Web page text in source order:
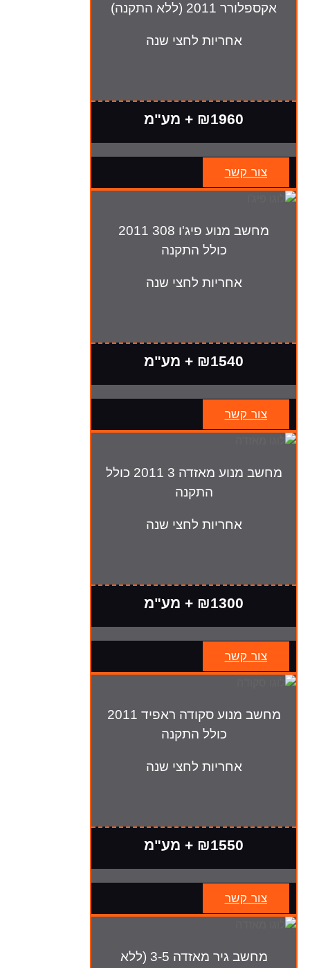
אקספלורר 2011 (ללא התקנה)
אחריות לחצי שנה
₪1960 + מע"מ
צור קשר
מחשב מנוע פיג'ו 308 2011
כולל התקנה
אחריות לחצי שנה
₪1540 + מע"מ
צור קשר
מחשב מנוע מאזדה 3 2011 כולל
התקנה
אחריות לחצי שנה
₪1300 + מע"מ
צור קשר
מחשב מנוע סקודה ראפיד 2011
כולל התקנה
אחריות לחצי שנה
₪1550 + מע"מ
צור קשר
מחשב גיר מאזדה 3-5 (ללא